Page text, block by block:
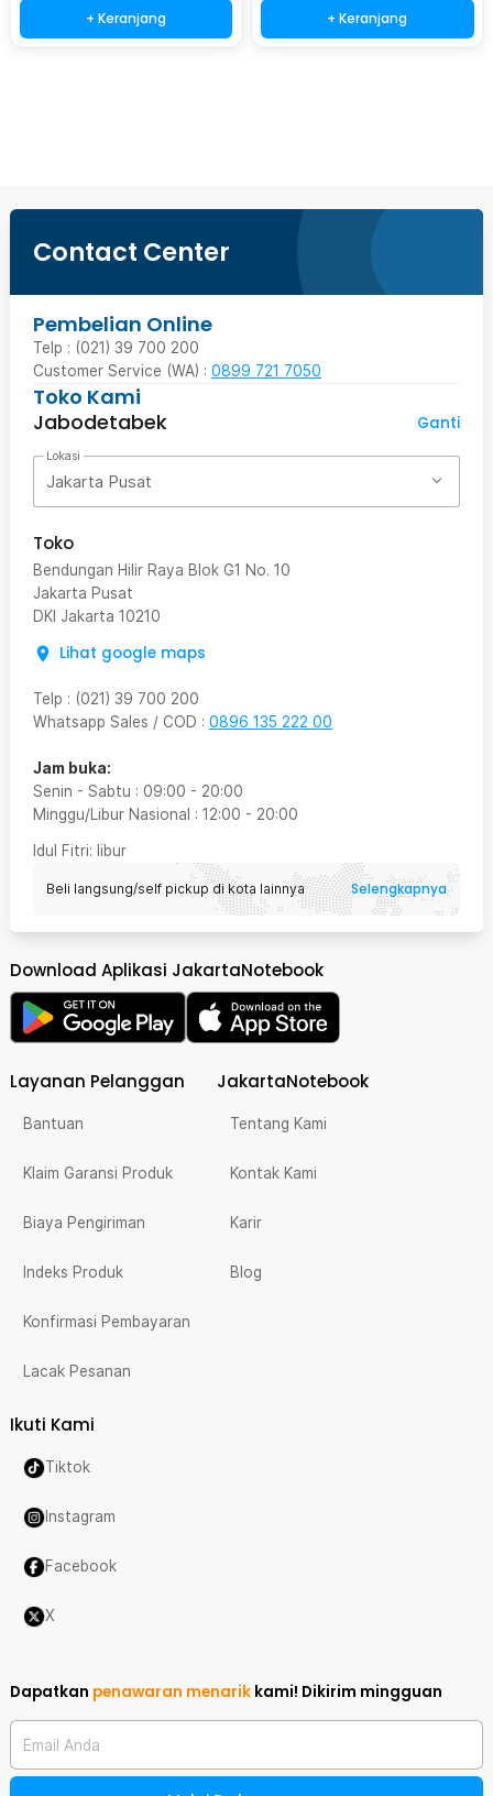
+ Keranjang + Keranjang
Contact Center
Pembelian Online
Telp : (021) 39 700 200
Customer Service (WA) : 0899 721 7050
Toko Kami
Jabodetabek
Ganti
Lokasi
Jakarta Pusat
Toko
Bendungan Hilir Raya Blok G1 No. 10
Jakarta Pusat
DKI Jakarta 10210
Lihat google maps
Telp : (021) 39 700 200
Whatsapp Sales / COD : 0896 135 222 00
Jam buka:
Senin - Sabtu : 09:00 - 20:00
Minggu/Libur Nasional : 12:00 - 20:00
Idul Fitri: libur
Beli langsung/self pickup di kota lainnya Selengkapnya
Download Aplikasi JakartaNotebook
Layanan Pelanggan
Bantuan
Klaim Garansi Produk
Biaya Pengiriman
Indeks Produk
Konfirmasi Pembayaran
Lacak Pesanan
JakartaNotebook
Tentang Kami
Kontak Kami
Karir
Blog
Ikuti Kami
Tiktok
Instagram
Facebook
X
Dapatkan penawaran menarik kami! Dikirim mingguan
Email Anda